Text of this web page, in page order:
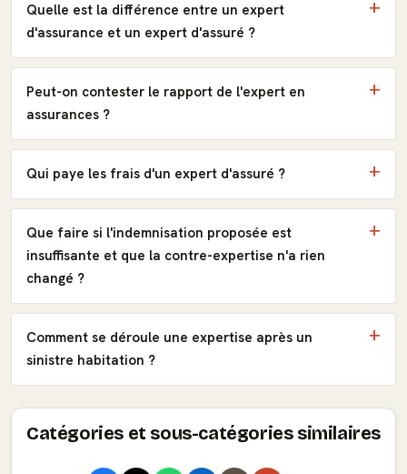
Quelle est la différence entre un expert
d'assurance et un expert d'assuré ?
Peut-on contester le rapport de l'expert en
assurances ?
Qui paye les frais d'un expert d'assuré ?
Que faire si l'indemnisation proposée est
insuffisante et que la contre-expertise n'a rien
changé ?
Comment se déroule une expertise après un
sinistre habitation ?
Catégories et sous-catégories similaires